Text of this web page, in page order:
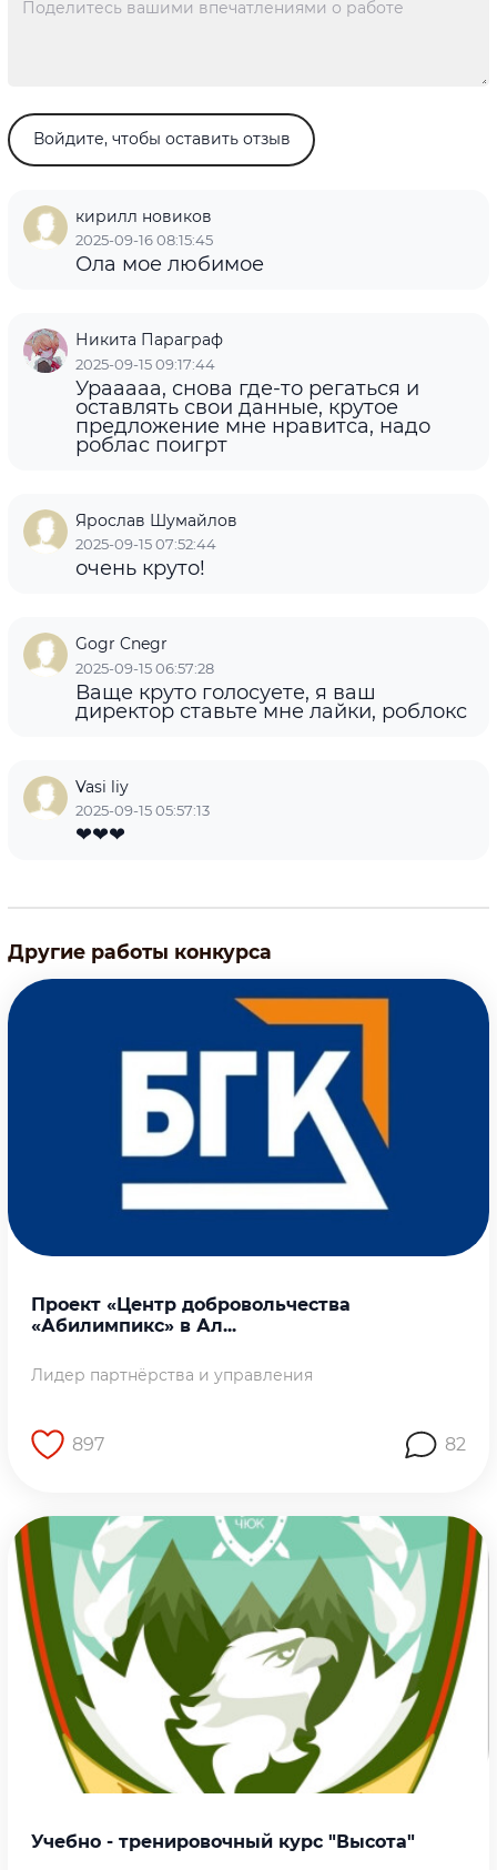
Войдите, чтобы оставить отзыв
кирилл новиков
2025-09-16 08:15:45
Ола мое любимое
Никита Параграф
2025-09-15 09:17:44
Урааааа, снова где-то регаться и
оставлять свои данные, крутое
предложение мне нравитса, надо
роблас поигрт
Ярослав Шумайлов
2025-09-15 07:52:44
очень круто!
Gogr Cnegr
2025-09-15 06:57:28
Ваще круто голосуете, я ваш
директор ставьте мне лайки, роблокс
Vasi liy
2025-09-15 05:57:13
❤❤❤
Другие работы конкурса
Проект «Центр добровольчества
«Абилимпикс» в Ал...
Лидер партнёрства и управления
897 82
Учебно - тренировочный курс "Высота"